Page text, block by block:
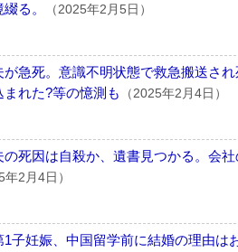
る。
（2025年2月5日）
急死。意識不明状態で救急搬送さ
れた?等の憶測も
（2025年2月4日）
死因は自殺か、遺書見つかる。会
年2月4日）
子妊娠、中国留学前に結婚の理由は